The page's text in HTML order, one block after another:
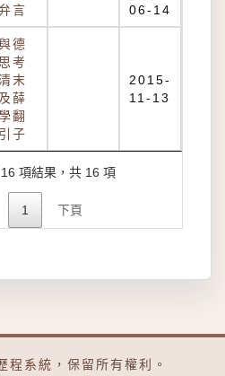
言
06-14
德
考
末
薛
翻
子
2015-
11-13
項結果，共 16 項
1 下頁
程系統 ，保留所有權利。